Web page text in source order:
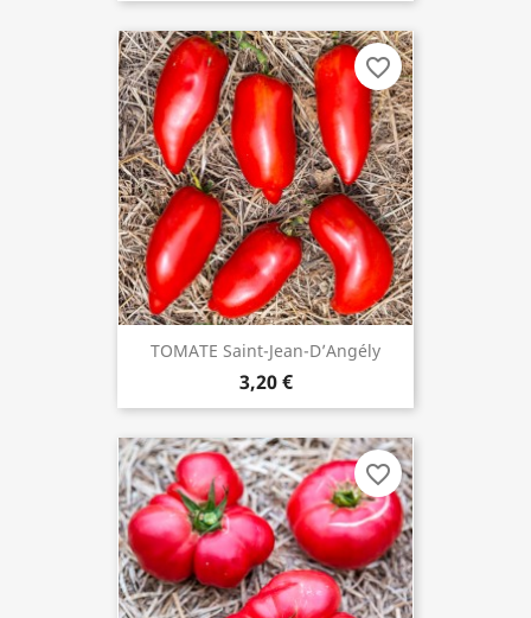
TOMATE Saint-Jean-D’Angély
3,20 €
favorite_border
favorite_border